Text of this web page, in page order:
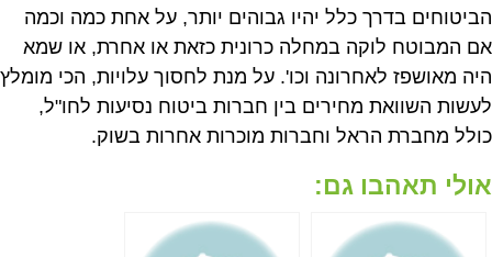
הביטוחים בדרך כלל יהיו גבוהים יותר, על אחת כמה וכמה
אם המבוטח לוקה במחלה כרונית כזאת או אחרת, או שמא
היה מאושפז לאחרונה וכו'. על מנת לחסוך עלויות, הכי מומלץ
לעשות השוואת מחירים בין חברות ביטוח נסיעות לחו"ל,
כולל מחברת הראל וחברות מוכרות אחרות בשוק.
אולי תאהבו גם: